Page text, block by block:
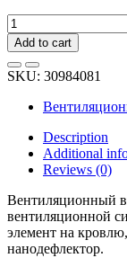
Вентиляционный
выход
Gervent
d125/160,
серый
ВВ/
quantity
Add to cart
SKU: 30984081
Description
Additional
Reviews (0)
Вентиляционный
вентиляционной
элемент на
нанодефлектор.